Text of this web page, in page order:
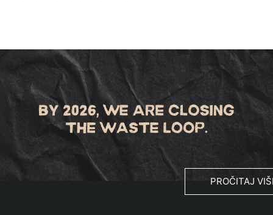
PROČITAJ